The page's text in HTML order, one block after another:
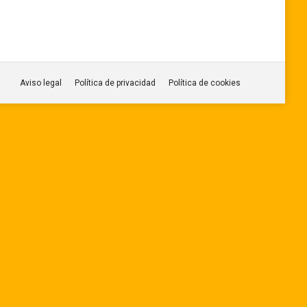
Aviso legal Política de privacidad Política de cookies